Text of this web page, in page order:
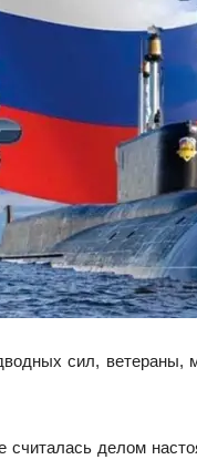
сил, ветераны,
делом